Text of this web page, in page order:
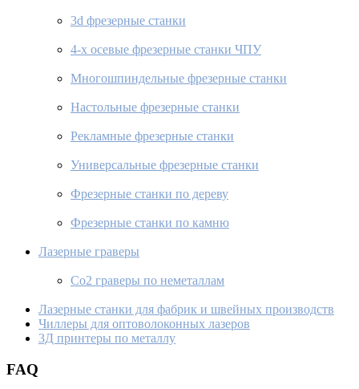
3d фрезерные станки
4-х осевые фрезерные станки ЧПУ
Многошпиндельные фрезерные станки
Настольные фрезерные станки
Рекламные фрезерные станки
Универсальные фрезерные станки
Фрезерные станки по дереву
Фрезерные станки по камню
Лазерные граверы
Co2 граверы по неметаллам
Лазерные станки для фабрик и швейных производств
Чиллеры для оптоволоконных лазеров
3Д принтеры по металлу
FAQ